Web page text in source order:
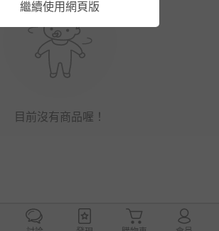
目前沒有商品喔！
繼續使用網頁版